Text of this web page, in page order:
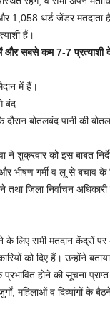
थर्ड जेंडर मतदाता
हैं।
सबसे कम 7-7 प्रत्याशी
में हैं।
बंद
बोतलबंद पानी की
ने शुक्रवार को इस बाबत
भीषण गर्मी व लू से बचाव के
जिला निर्वाचन
के लिए सभी मतदान केंद्रों
को दिए हैं। उन्होंने
होने की सूचना
महिलाओं व दिव्यांगों के